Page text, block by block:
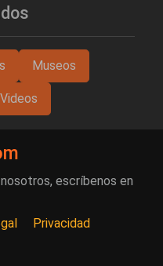
Museos
Videos
escríbenos en
Privacidad